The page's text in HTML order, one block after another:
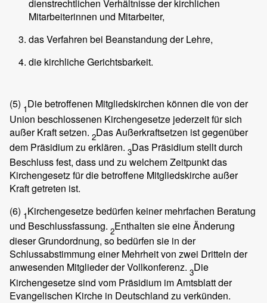
dienstrechtlichen Verhältnisse der kirchlichen
Mitarbeiterinnen und Mitarbeiter,
das Verfahren bei Beanstandung der Lehre,
die kirchliche Gerichtsbarkeit.
(5) 1Die betroffenen Mitgliedskirchen können die von der
Union beschlossenen Kirchengesetze jederzeit für sich
außer Kraft setzen. 2Das Außerkraftsetzen ist gegenüber
dem Präsidium zu erklären. 3Das Präsidium stellt durch
Beschluss fest, dass und zu welchem Zeitpunkt das
Kirchengesetz für die betroffene Mitgliedskirche außer
Kraft getreten ist.
(6) 1Kirchengesetze bedürfen keiner mehrfachen Beratung
und Beschlussfassung. 2Enthalten sie eine Änderung
dieser Grundordnung, so bedürfen sie in der
Schlussabstimmung einer Mehrheit von zwei Dritteln der
anwesenden Mitglieder der Vollkonferenz. 3Die
Kirchengesetze sind vom Präsidium im Amtsblatt der
Evangelischen Kirche in Deutschland zu verkünden.